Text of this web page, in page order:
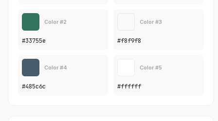
Color #2
#33755e
Color #3
#f8f9f8
Color #4
#485c6c
Color #5
#ffffff